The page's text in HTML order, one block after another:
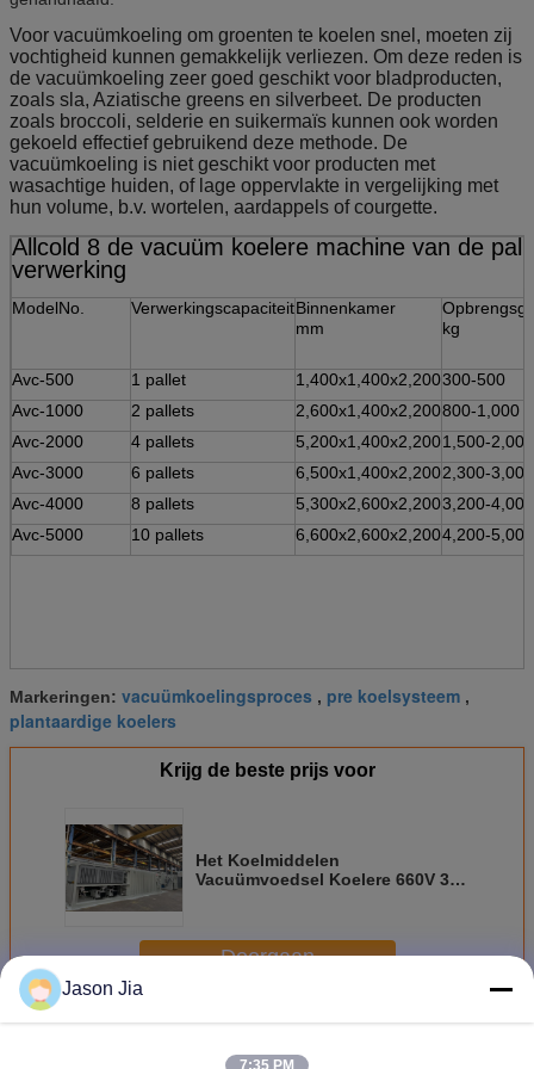
Voor vacuümkoeling om groenten te koelen snel, moeten zij
vochtigheid kunnen gemakkelijk verliezen. Om deze reden is
de vacuümkoeling zeer goed geschikt voor bladproducten,
zoals sla, Aziatische greens en silverbeet. De producten
zoals broccoli, selderie en suikermaïs kunnen ook worden
gekoeld effectief gebruikend deze methode. De
vacuümkoeling is niet geschikt voor producten met
wasachtige huiden, of lage oppervlakte in vergelijking met
hun volume, b.v. wortelen, aardappels of courgette.
Allcold 8 de vacuüm koelere machine van de
verwerking
ModelNo. VerwerkingscapaciteitBinnenkamer
mm
kg
Avc-500 1 pallet 1,400x1,400x2,200300-500
Avc-1000
2 pallets 2,600x1,400x2,200800-1,000
Avc-2000
4 pallets 5,200x1,400x2,2001,500-2,000
Avc-3000
6 pallets 6,500x1,400x2,2002,300-3,000
Avc-4000
8 pallets 5,300x2,600x2,2003,200-4,000
Avc-5000
10 pallets 6,600x2,600x2,2004,200-5,000
Markeringen: vacuümkoelingsproces , pre koelsysteem ,
plantaardige koelers
Krijg de beste prijs voor
Het Koelmiddelen
Vacuümvoedsel Koelere 660V 3P
Doorgaan
MeerVacuümkoelers
Jason Jia
7:35 PM